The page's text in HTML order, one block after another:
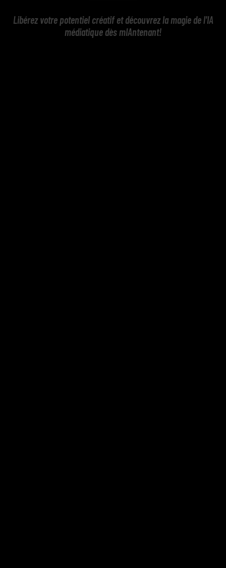
Libérez votre potentiel créatif et découvrez la magie de l'IA
médiatique dès mIAntenant!